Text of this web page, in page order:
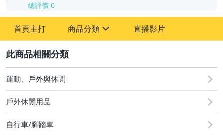
總評價 0
首頁主打 商品分類
古董、藝術與礦石
手機、配件與通訊
直播影片
運動、戶外與休閒
戶外休閒用品
自行車/腳踏車